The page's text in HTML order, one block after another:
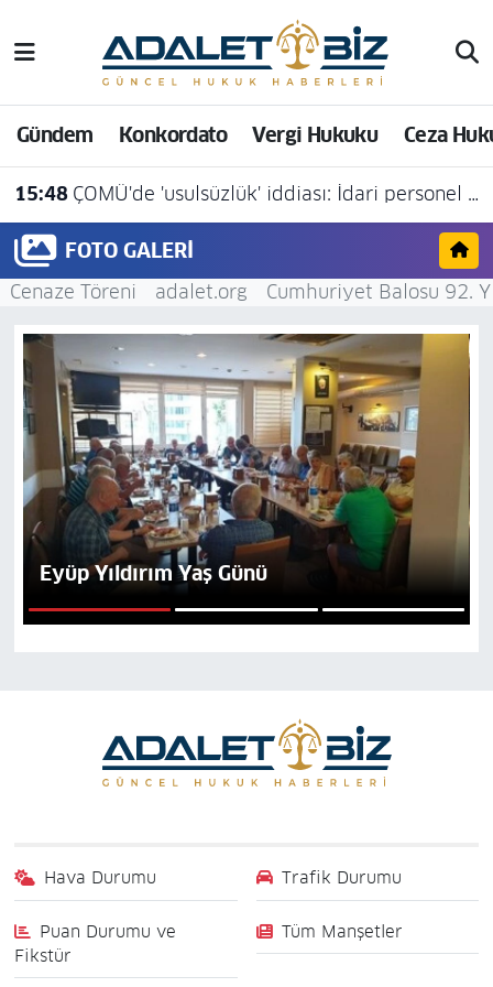
Gündem Konkordato Vergi Hukuku Ceza
15:48 ÇOMÜ'de 'usulsüzlük' iddiası: İdari personel açığa alındı
FOTO GALERI
Cenaze Töreni adalet.org Cumhuriyet Balosu 92.
Eyüp Yıldırım Yaş Günü
1
Hava Durumu Trafik Durumu
Puan Durumu ve
Fikstür
Tüm Manşetler
Hava Durumu
Trafik Durumu
Süper Lig Puan Durumu ve Fikstür
Tüm Manşetler
Son Dakika Haberleri
Haber Arşivi